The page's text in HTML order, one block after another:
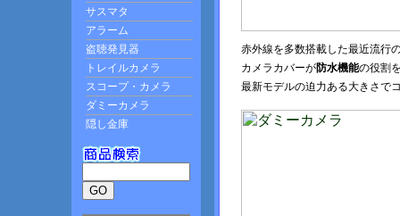
赤外線を多数搭載した最近流行
カメラカバーが防水機能の役割
最新モデルの迫力ある大きさで